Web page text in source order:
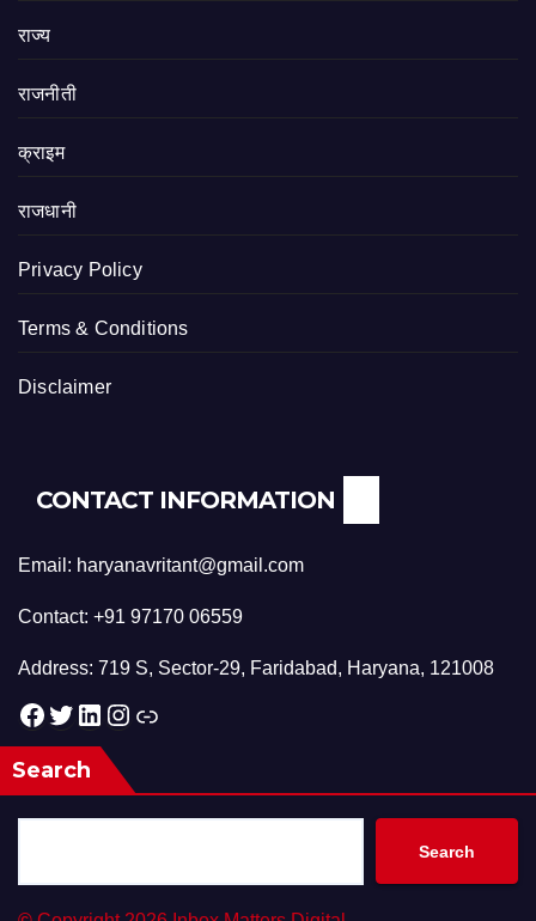
राज्य
राजनीती
क्राइम
राजधानी
Privacy Policy
Terms & Conditions
Disclaimer
CONTACT INFORMATION
Email: haryanavritant@gmail.com
Contact: +91 97170 06559
Address: 719 S, Sector-29, Faridabad, Haryana, 121008
Facebook Twitter LinkedIn Instagram Link
Search
Search